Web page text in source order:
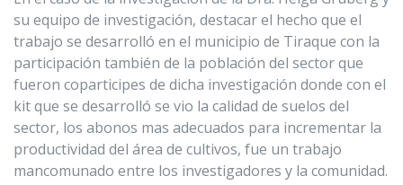
su equipo de investigación, destacar el hecho que el
trabajo se desarrolló en el municipio de Tiraque con la
participación también de la población del sector que
fueron coparticipes de dicha investigación donde con el
kit que se desarrolló se vio la calidad de suelos del
sector, los abonos mas adecuados para incrementar la
productividad del área de cultivos, fue un trabajo
mancomunado entre los investigadores y la comunidad.